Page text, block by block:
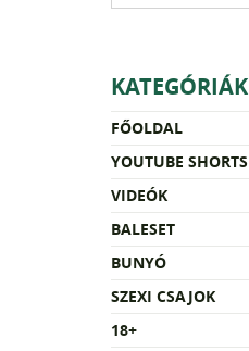
KATEGÓRIÁK
FŐOLDAL
YOUTUBE SHORTS
VIDEÓK
BALESET
BUNYÓ
SZEXI CSAJOK
18+